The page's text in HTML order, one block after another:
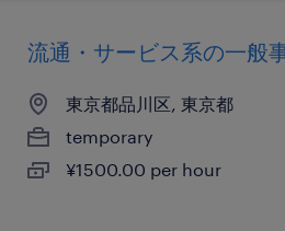
流通・サービス系の一般
東京都品川区, 東京都
temporary
¥1500.00 per hour